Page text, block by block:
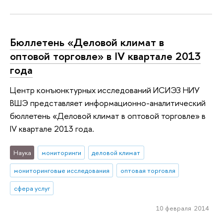
Бюллетень «Деловой климат в
оптовой торговле» в IV квартале 2013
года
Центр конъюнктурных исследований ИСИЭЗ НИУ
ВШЭ представляет информационно-аналитический
бюллетень «Деловой климат в оптовой торговле» в
IV квартале 2013 года.
Наука мониторинги
деловой климат
мониторинговые исследования
оптовая торговля
сфера услуг
10 февраля 2014